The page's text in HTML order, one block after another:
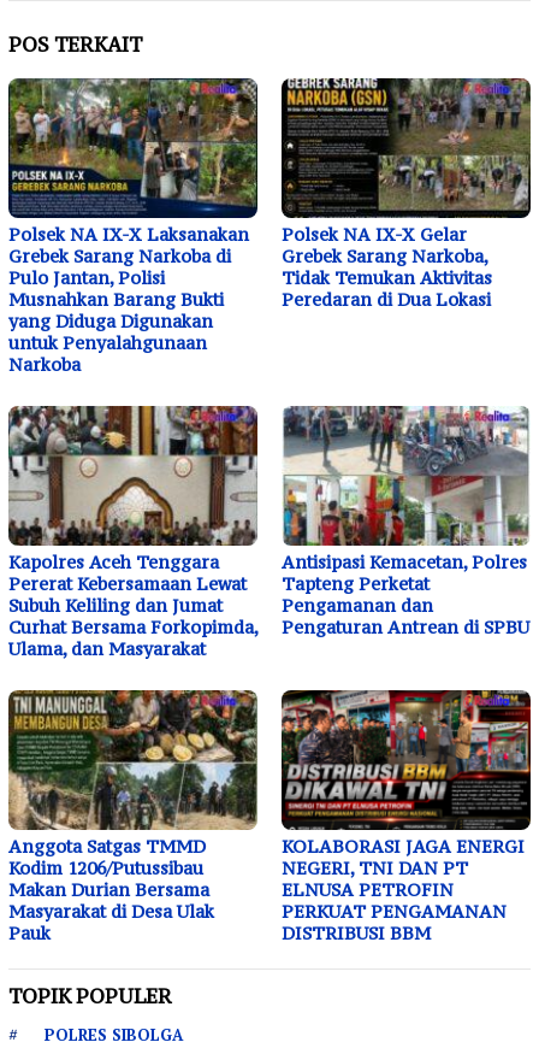
POS TERKAIT
Polsek NA IX-X Laksanakan
Grebek Sarang Narkoba di
Pulo Jantan, Polisi
Musnahkan Barang Bukti
yang Diduga Digunakan
untuk Penyalahgunaan
Narkoba
Polsek NA IX-X Gelar
Grebek Sarang Narkoba,
Tidak Temukan Aktivitas
Peredaran di Dua Lokasi
Kapolres Aceh Tenggara
Pererat Kebersamaan Lewat
Subuh Keliling dan Jumat
Curhat Bersama Forkopimda,
Ulama, dan Masyarakat
Antisipasi Kemacetan, Polres
Tapteng Perketat
Pengamanan dan
Pengaturan Antrean di SPBU
Anggota Satgas TMMD
Kodim 1206/Putussibau
Makan Durian Bersama
Masyarakat di Desa Ulak
Pauk
KOLABORASI JAGA ENERGI
NEGERI, TNI DAN PT
ELNUSA PETROFIN
PERKUAT PENGAMANAN
DISTRIBUSI BBM
TOPIK POPULER
POLRES SIBOLGA